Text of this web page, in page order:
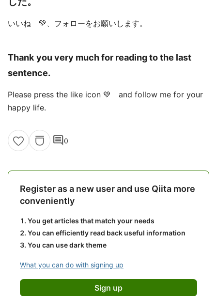
いいね 💚、フォローをお願いします。
Thank you very much for reading to the last
sentence.
Please press the like icon 💚 and follow me for your
happy life.
comment0
Register as a new user and use Qiita more
conveniently
You get articles that match your needs
You can efficiently read back useful information
You can use dark theme
What you can do with signing up
Sign up